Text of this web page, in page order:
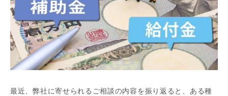
最近、弊社に寄せられるご相談の内容を振り返ると、ある種